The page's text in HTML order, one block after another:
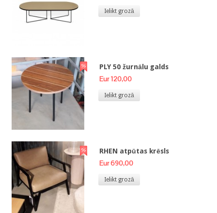
Ielikt grozā
PLY 50 žurnālu galds
Eur 120,00
Ielikt grozā
RHEN atpūtas krēsls
Eur 690,00
Ielikt grozā